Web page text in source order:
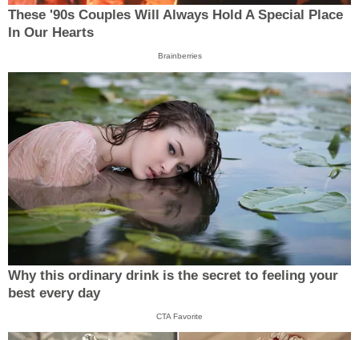
These '90s Couples Will Always Hold A Special Place
In Our Hearts
Brainberries
Why this ordinary drink is the secret to feeling your
best every day
CTA Favorite